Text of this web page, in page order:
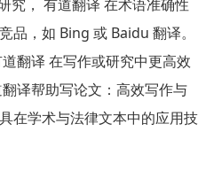
究， 有道翻译 在术语准确性
品，如 Bing 或 Baidu 翻译。
翻译 在写作或研究中更高效
译帮助写论文：高效写作与
在学术与法律文本中的应用技